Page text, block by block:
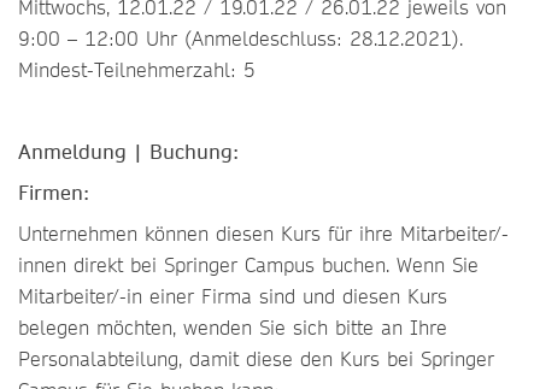
Mittwochs, 12.01.22 / 19.01.22 / 26.01.22 jeweils von
9:00 – 12:00 Uhr (Anmeldeschluss: 28.12.2021).
Mindest-Teilnehmerzahl: 5
Anmeldung | Buchung:
Firmen:
Unternehmen können diesen Kurs für ihre Mitarbeiter/-
innen direkt bei Springer Campus buchen. Wenn Sie
Mitarbeiter/-in einer Firma sind und diesen Kurs
belegen möchten, wenden Sie sich bitte an Ihre
Personalabteilung, damit diese den Kurs bei Springer